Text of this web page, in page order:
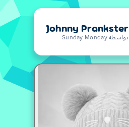
Johnny Prankster
بواسطة Sunday Monday